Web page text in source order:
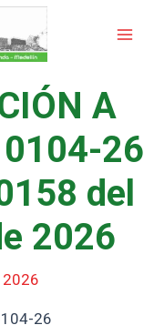
A
0104-26
del
2026
2026
26